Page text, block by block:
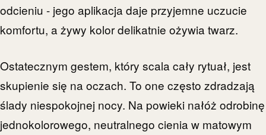
odcieniu - jego aplikacja daje przyjemne uczucie
komfortu, a żywy kolor delikatnie ożywia twarz.
Ostatecznym gestem, który scala cały rytuał, jest
skupienie się na oczach. To one często zdradzają
ślady niespokojnej nocy. Na powieki nałóż odrobinę
jednokolorowego, neutralnego cienia w matowym